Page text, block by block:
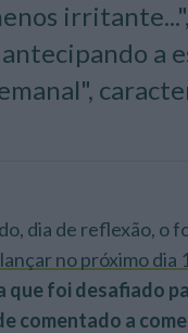
a
dia de reflexão, o
no próximo dia
foi desafiado
comentado a